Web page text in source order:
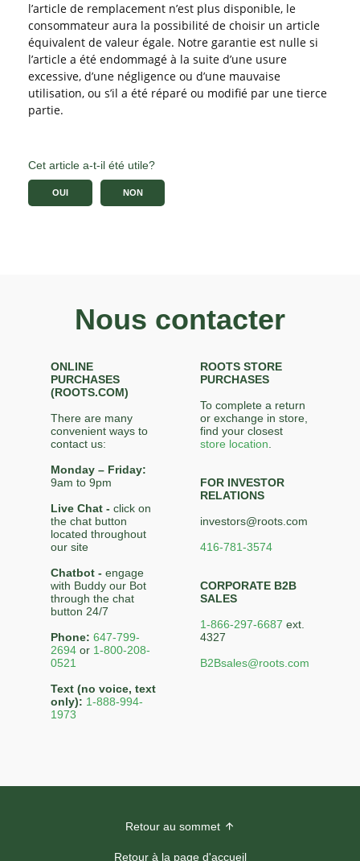
l’article de remplacement n’est plus disponible, le
consommateur aura la possibilité de choisir un article
équivalent de valeur égale. Notre garantie est nulle si
l’article a été endommagé à la suite d’une usure
excessive, d’une négligence ou d’une mauvaise
utilisation, ou s’il a été réparé ou modifié par une tierce
partie.
Cet article a-t-il été utile?
OUI NON
Nous contacter
ONLINE
PURCHASES
(ROOTS.COM)
There are many
convenient ways to
contact us:
Monday – Friday:
9am to 9pm
Live Chat - click on
the chat button
located throughout
our site
Chatbot - engage
with Buddy our Bot
through the chat
button 24/7
Phone: 647-799-
2694 or 1-800-208-
0521
Text (no voice, text
only): 1-888-994-
1973
ROOTS STORE
PURCHASES
To complete a return
or exchange in store,
find your closest
store location
FOR INVESTOR
RELATIONS
investors@roots.com
416-781-3574
CORPORATE B2B
SALES
1-866-297-6687 ext.
4327
B2Bsales@roots.com
Retour au sommet
Retour à la page d'accueil